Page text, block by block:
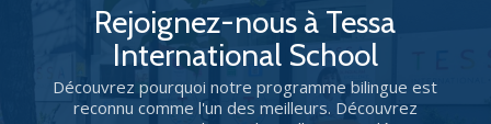
Rejoignez-nous à Tessa
International School
Découvrez pourquoi notre programme bilingue est
reconnu comme l'un des meilleurs. Découvrez